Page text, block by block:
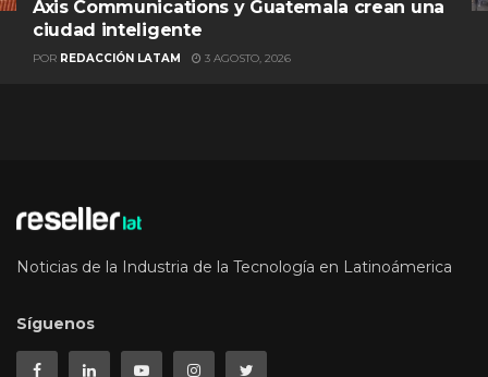
Axis Communications y Guatemala crean una
ciudad inteligente
POR REDACCIÓN LATAM 3 AGOSTO, 2026
Noticias de la Industria de la Tecnología en Latinoámerica
Síguenos